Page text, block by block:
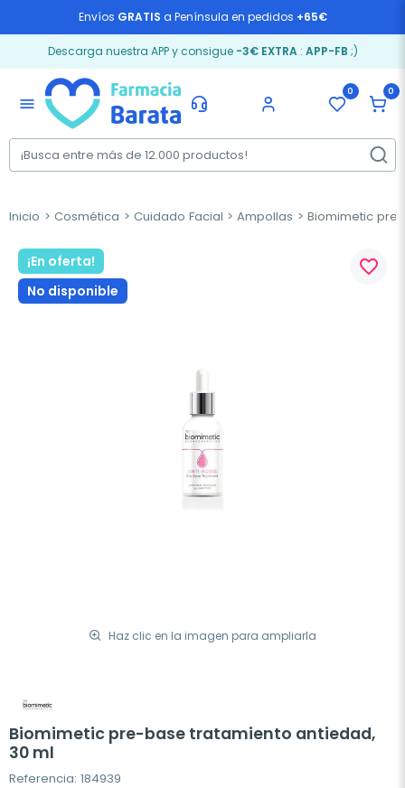
Envíos GRATIS a Península en pedidos +65€
Descarga nuestra APP y consigue -3€ EXTRA: APP-FB ;)
menu
0 0
Inicio Cosmética Cuidado Facial Ampollas Biomimetic
¡En oferta!
No disponible
Haz clic en la imagen para ampliarla
favorite_border
Biomimetic pre-base tratamiento antiedad,
30 ml
Referencia: 184939